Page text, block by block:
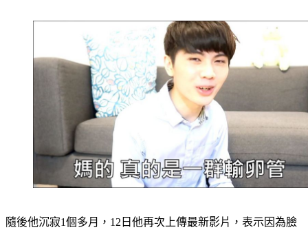
隨後他沉寂1個多月，12日他再次上傳最新影片，表示因為臉